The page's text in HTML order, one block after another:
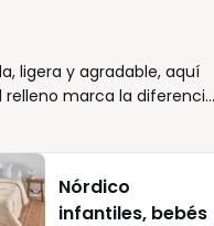
ligera y agradable, aquí
marca la diferencia:
acompañan bien en
y en la capacidad del
la cama y el largo
una funda suave y
Nórdico
infantiles, bebés